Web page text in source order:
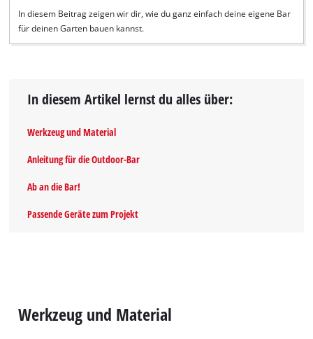
In diesem Beitrag zeigen wir dir, wie du ganz einfach deine eigene Bar
für deinen Garten bauen kannst.
In diesem Artikel lernst du alles über:
Werkzeug und Material
Anleitung für die Outdoor-Bar
Ab an die Bar!
Passende Geräte zum Projekt
Werkzeug und Material